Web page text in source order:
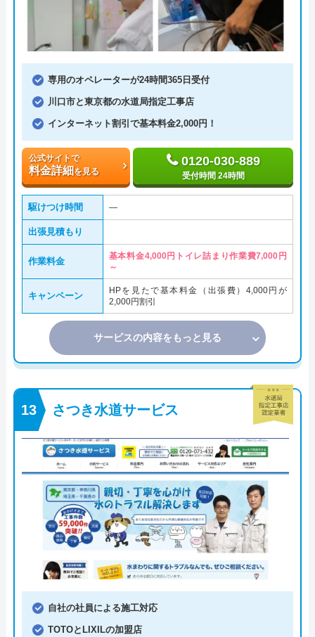
専用のオペレーターが24時間365日受付
川口市と東京都の水道局指定工事店
インターネット割引で基本料金2,000円！
公式サイトで
料金詳細を見る
0120-030-889
受付時間 24時間
駆けつけ時間 ―
出張見積もり
作業料金
基本料金4,000円トイレ詰まり作業費7,000円
～
キャンペーン
HPを見たで基本料金（出張費）4,000円が
2,000円割引
サービスの内容をもっと見る
さつき水道サービス
自社の社員による施工対応
TOTOとLIXILの加盟店